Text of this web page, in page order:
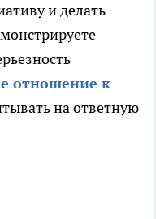
и делать
отношение к
на ответную